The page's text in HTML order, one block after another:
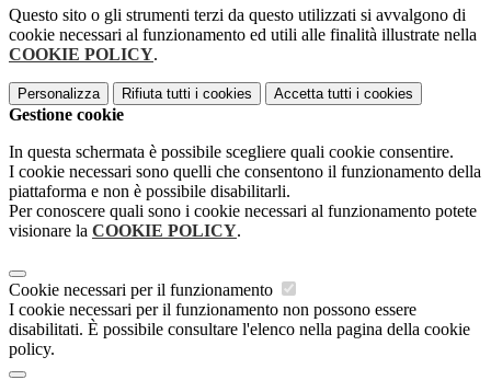
Questo sito o gli strumenti terzi da questo utilizzati si avvalgono di
cookie necessari al funzionamento ed utili alle finalità illustrate nella
COOKIE POLICY.
Personalizza Rifiuta tutti i cookies Accetta tutti i cookies
Gestione cookie
In questa schermata è possibile scegliere quali cookie consentire.
I cookie necessari sono quelli che consentono il funzionamento della
piattaforma e non è possibile disabilitarli.
Per conoscere quali sono i cookie necessari al funzionamento potete
visionare la COOKIE POLICY.
Cookie necessari per il funzionamento
I cookie necessari per il funzionamento non possono essere
disabilitati. È possibile consultare l'elenco nella pagina della cookie
policy.